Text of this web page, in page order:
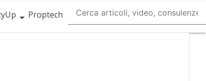
Proptech